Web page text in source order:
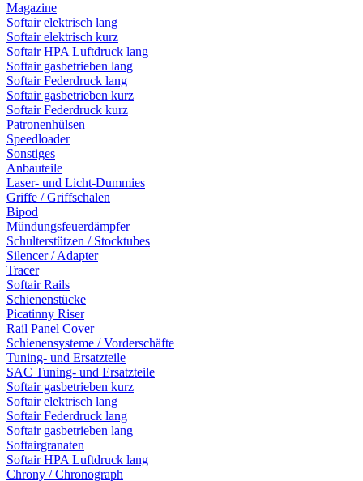
Magazine
Softair elektrisch lang
Softair elektrisch kurz
Softair HPA Luftdruck lang
Softair gasbetrieben lang
Softair Federdruck lang
Softair gasbetrieben kurz
Softair Federdruck kurz
Patronenhülsen
Speedloader
Sonstiges
Anbauteile
Laser- und Licht-Dummies
Griffe / Griffschalen
Bipod
Mündungsfeuerdämpfer
Schulterstützen / Stocktubes
Silencer / Adapter
Tracer
Softair Rails
Schienenstücke
Picatinny Riser
Rail Panel Cover
Schienensysteme / Vorderschäfte
Tuning- und Ersatzteile
SAC Tuning- und Ersatzteile
Softair gasbetrieben kurz
Softair elektrisch lang
Softair Federdruck lang
Softair gasbetrieben lang
Softairgranaten
Softair HPA Luftdruck lang
Chrony / Chronograph